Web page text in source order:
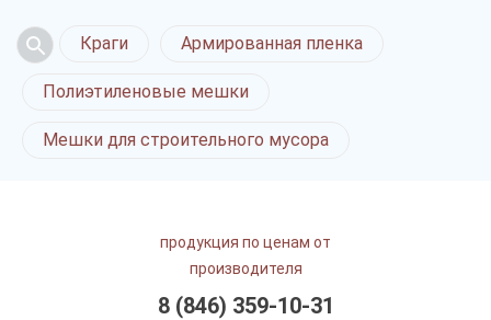
Краги Армированная пленка
Полиэтиленовые мешки
Мешки для строительного мусора
продукция по ценам от
производителя
8 (846) 359-10-31